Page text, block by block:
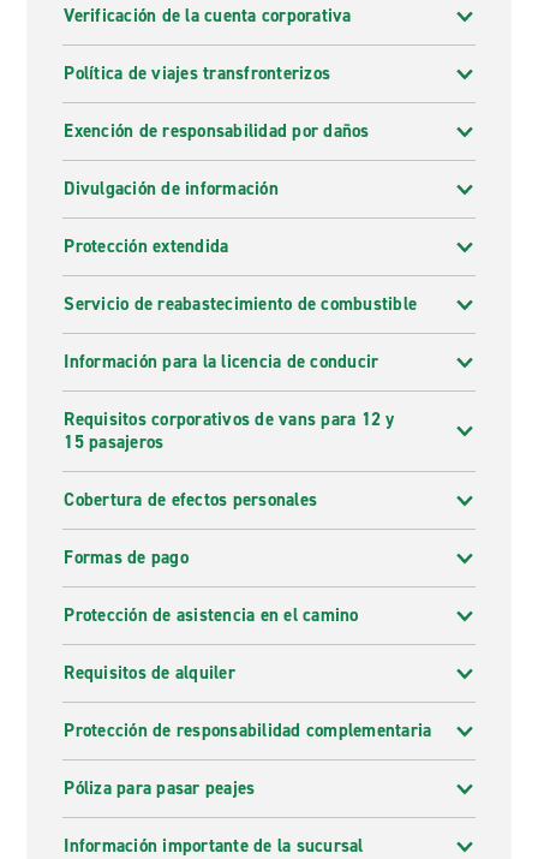
Verificación de la cuenta corporativa
Política de viajes transfronterizos
Exención de responsabilidad por daños
Divulgación de información
Protección extendida
Servicio de reabastecimiento de combustible
Información para la licencia de conducir
Requisitos corporativos de vans para 12 y
15 pasajeros
Cobertura de efectos personales
Formas de pago
Protección de asistencia en el camino
Requisitos de alquiler
Protección de responsabilidad complementaria
Póliza para pasar peajes
Información importante de la sucursal